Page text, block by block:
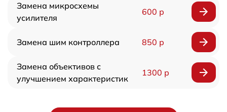
Замена микросхемы
усилителя
600 р
Замена шим контроллера 850 р
Замена объективов с
улучшением характеристик
1300 р